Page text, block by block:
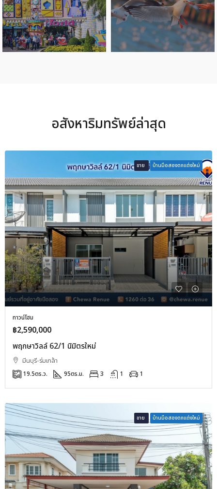
อสังหาริมทรัพย์ล่าสุด
ขาย บ้านมือสองตกแต่งใหม่
ทาวน์โฮม
฿2,590,000
พฤกษาวิลล์ 62/1 นิมิตรใหม่
มีนบุรี-ร่มเกล้า
19.5ตร.ว. 95ตร.ม. 3 1 1
ขาย บ้านมือสองตกแต่งใหม่